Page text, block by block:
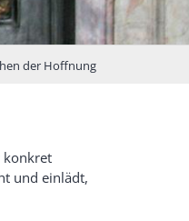
der Hoffnung
konkret
und einlädt,